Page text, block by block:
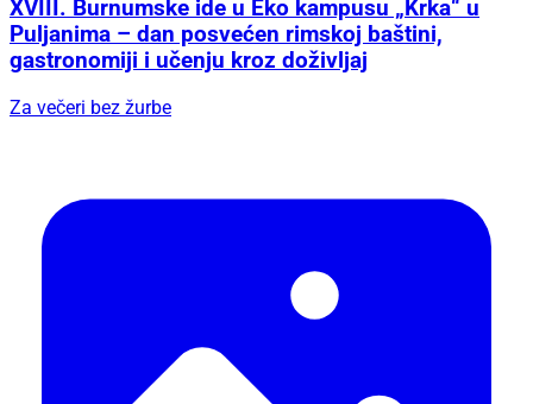
XVIII. Burnumske ide u Eko kampusu „Krka“ u
Puljanima – dan posvećen rimskoj baštini,
gastronomiji i učenju kroz doživljaj
Za večeri bez žurbe